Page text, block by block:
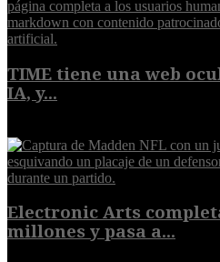
TIME tiene una web
IA, y...
Electronic Arts
millones y pasa a...